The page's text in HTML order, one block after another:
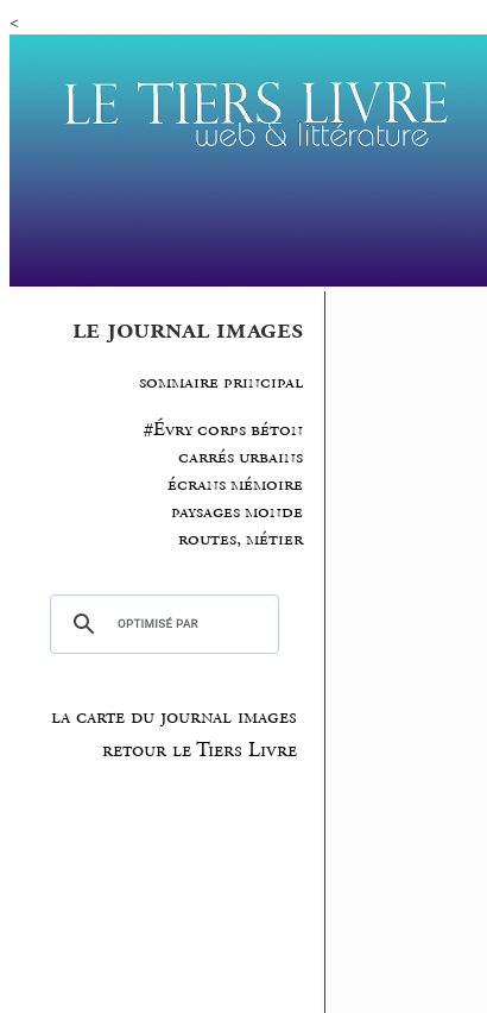
<
le journal images
sommaire principal
#Évry corps béton
carrés urbains
écrans mémoire
paysages monde
routes, métier
la carte du journal images
retour le Tiers Livre